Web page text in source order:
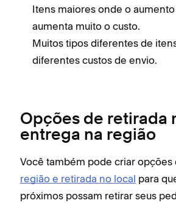
Itens maiores onde o
aumenta muito o custo.
Muitos tipos diferentes de
diferentes custos de envio.
Opções de retirada
entrega na região
Você também pode criar opções
região e retirada no local para
próximos possam retirar seus